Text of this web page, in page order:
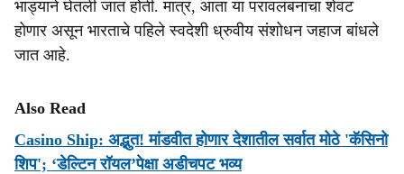
भाड्याने घेतली जात होती. मात्र, आता या परावलंबनाचा शेवट
होणार असून भारताचे पहिले स्वदेशी ध्रुवीय संशोधन जहाज बांधले
जात आहे.
Also Read
Casino Ship: अद्भुत! मांडवीत होणार देशातील सर्वात मोठे 'कॅसिनो
शिप'; ‘डेल्टिन रॉयल’पेक्षा अडीचपट भव्य